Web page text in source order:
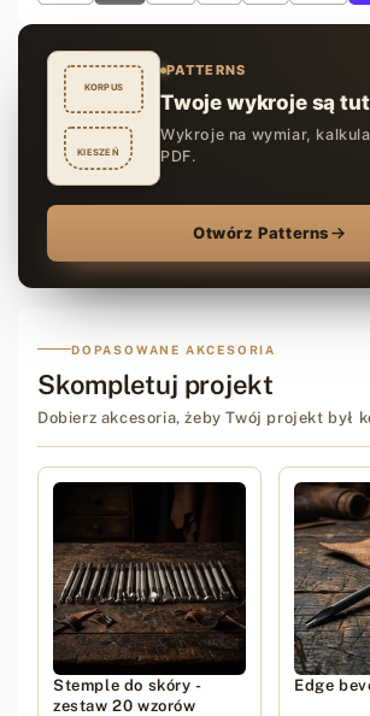
KORPUS
KIESZEŃ
PATTERNS
Twoje wykroje są
Wykroje na wymiar,
PDF.
Otwórz Patterns
DOPASOWANE AKCESORIA
Skompletuj projekt
Dobierz akcesoria, żeby Twój projekt był
Stemple do skóry -
zestaw 20 wzorów
Edge